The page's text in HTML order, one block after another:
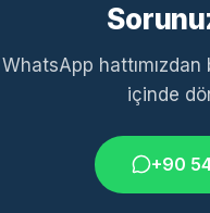
WhatsApp
içinde
+90